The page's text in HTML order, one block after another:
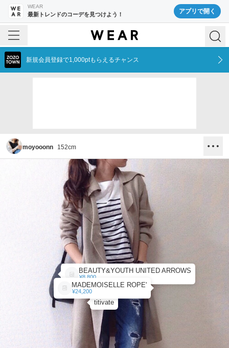
WEAR
最新トレンドのコーデを見つけよう！ アプリで開く
新規会員登録で1,000ptもらえるチャンス
moyooonn 152cm
titivate
BEAUTY&YOUTH UNITED ARROWS
¥8,800
MADEMOISELLE ROPE'
¥24,200